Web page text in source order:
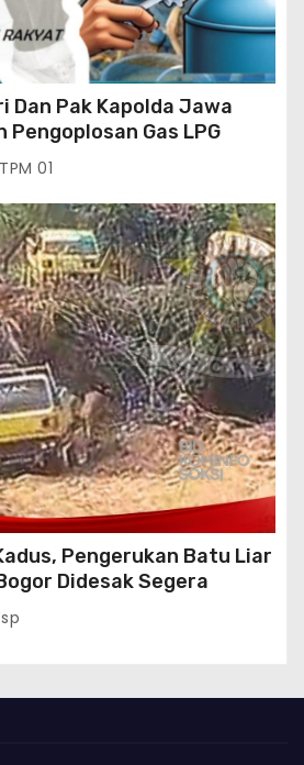
Dan Pak Kapolda Jawa
Gas LPG
Terjadi Di Kabupaten Bogor
Madang: Tim
Pimpinan Polri Beri
Sampai Penangkapan
01
Pengerukan Batu Liar
Didesak Segera